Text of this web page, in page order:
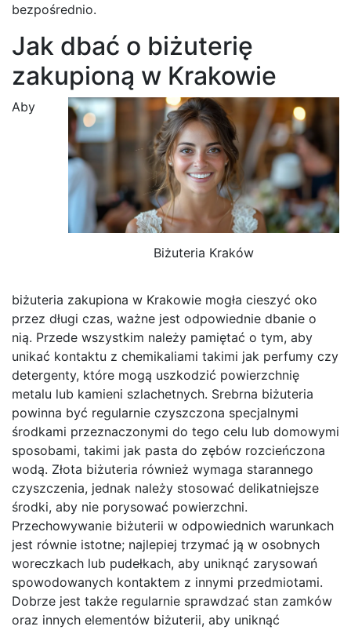
bezpośrednio.
Jak dbać o biżuterię
zakupioną w Krakowie
Biżuteria Kraków
Aby
biżuteria zakupiona w Krakowie mogła cieszyć oko
przez długi czas, ważne jest odpowiednie dbanie o
nią. Przede wszystkim należy pamiętać o tym, aby
unikać kontaktu z chemikaliami takimi jak perfumy czy
detergenty, które mogą uszkodzić powierzchnię
metalu lub kamieni szlachetnych. Srebrna biżuteria
powinna być regularnie czyszczona specjalnymi
środkami przeznaczonymi do tego celu lub domowymi
sposobami, takimi jak pasta do zębów rozcieńczona
wodą. Złota biżuteria również wymaga starannego
czyszczenia, jednak należy stosować delikatniejsze
środki, aby nie porysować powierzchni.
Przechowywanie biżuterii w odpowiednich warunkach
jest równie istotne; najlepiej trzymać ją w osobnych
woreczkach lub pudełkach, aby uniknąć zarysowań
spowodowanych kontaktem z innymi przedmiotami.
Dobrze jest także regularnie sprawdzać stan zamków
oraz innych elementów biżuterii, aby uniknąć